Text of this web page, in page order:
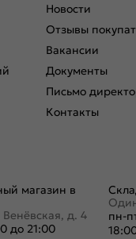
Новости
Отзывы
Вакансии
Документы
Письмо
Контакты
магазин в
д. 4
до 21:00
пн-